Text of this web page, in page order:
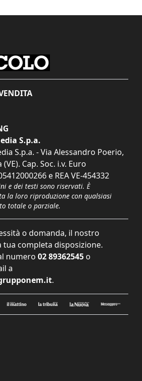
S.p.a.
S.p.a. - Via Alessandro Poerio,
Cap. Soc. i.v. Euro
e REA VE-454332
e dei testi sono riservati. È
la loro riproduzione con qualsiasi
totale o parziale.
o domanda, il nostro
tua completa disposizione.
numero 02 89362545 o
a
.